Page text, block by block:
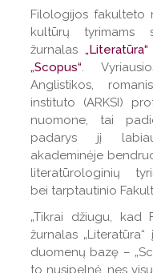
Filologijos fakulteto
kultūrų tyrimams
žurnalas„Literatūra“
„Scopus“.
Anglistikos,
instituto (ARKSI)
nuomone, tai
padarys jį
akademinėje
literatūrologinių
bei tarptautinio
„Tikrai džiugu, kad
žurnalas
duomenų bazę –